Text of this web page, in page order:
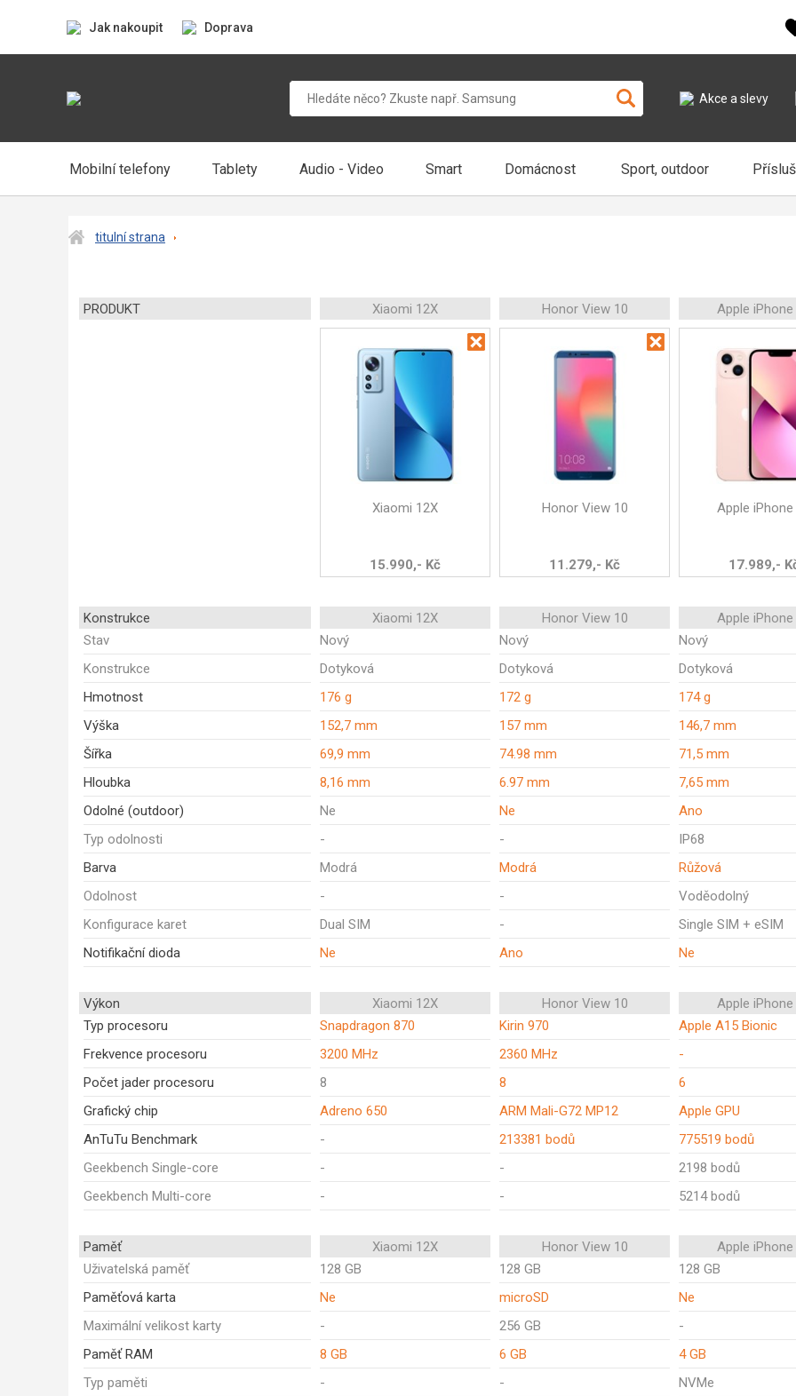
Jak nakoupit Doprava
Akce a slevy
Mobilní telefony Tablety Audio - Video Smart Domácnost Sport, outdoor
titulní strana
PRODUKT Xiaomi 12X Honor View 10 Apple
Xiaomi 12X
15.990,- Kč
Honor View 10
11.279,- Kč
Apple
17.989,-
Konstrukce Xiaomi 12X Honor View 10
Apple
Stav
Nový Nový
Nový
Konstrukce
Dotyková Dotyková
Dotyková
Hmotnost
176 g 172 g
174 g
Výška
152,7 mm 157 mm
146,7 mm
Šířka
69,9 mm 74.98 mm
71,5 mm
Hloubka
8,16 mm 6.97 mm
7,65 mm
Odolné (outdoor)
Ne Ne
Ano
Typ odolnosti
- -
IP68
Barva
Modrá Modrá
Růžová
Odolnost
- -
Voděodolný
Konfigurace karet
Dual SIM -
Single SIM + eSIM
Notifikační dioda
Ne Ano Ne
Výkon Xiaomi 12X Honor View 10
Apple
Typ procesoru
Snapdragon 870 Kirin 970
Apple A15 Bionic
Frekvence procesoru
3200 MHz 2360 MHz
-
Počet jader procesoru
8 8
6
Grafický chip
Adreno 650 ARM Mali-G72 MP12
Apple GPU
AnTuTu Benchmark
- 213381 bodů
775519 bodů
Geekbench Single-core
- -
2198 bodů
Geekbench Multi-core
- - 5214 bodů
Paměť Xiaomi 12X Honor View 10
Apple
Uživatelská paměť
128 GB 128 GB
128 GB
Paměťová karta
Ne microSD
Ne
Maximální velikost karty
- 256 GB
-
Paměť RAM
8 GB 6 GB
4 GB
Typ paměti
- - NVMe